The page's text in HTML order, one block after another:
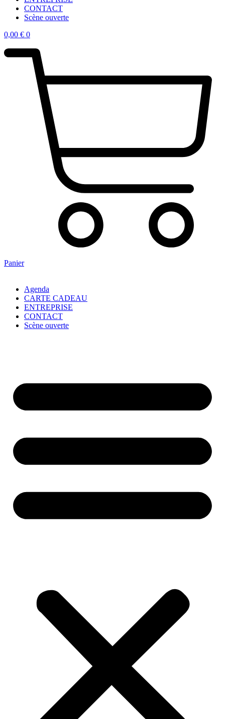
CONTACT
Scène ouverte
0,00 € 0
Panier
Agenda
CARTE CADEAU
ENTREPRISE
CONTACT
Scène ouverte